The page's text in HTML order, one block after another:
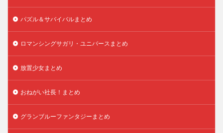
パズル＆サバイバルまとめ
ロマンシングサガリ・ユニバースまとめ
放置少女まとめ
おねがい社長！まとめ
グランブルーファンタジーまとめ